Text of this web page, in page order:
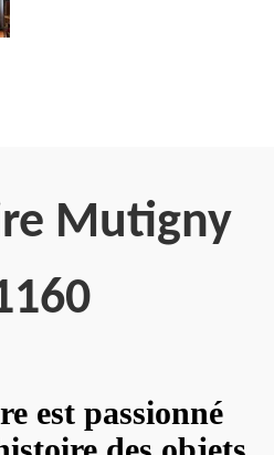
Mutigny
est passionné